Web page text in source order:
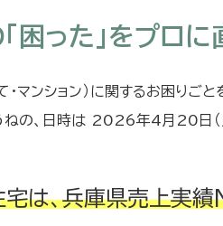
困った」をプロ
・マンション）に関するお困りご
ねの、日時は 2026年4月20日
は、兵庫県売上実